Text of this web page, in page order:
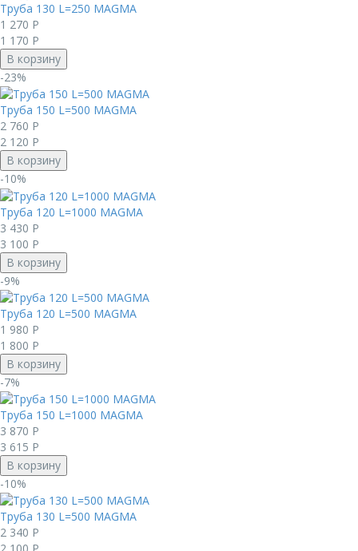
Труба 130 L=250 MAGMА
1 270 Р
1 170 Р
В корзину
-23%
Труба 150 L=500 MAGMА
2 760 Р
2 120 Р
В корзину
-10%
Труба 120 L=1000 MAGMА
3 430 Р
3 100 Р
В корзину
-9%
Труба 120 L=500 MAGMА
1 980 Р
1 800 Р
В корзину
-7%
Труба 150 L=1000 MAGMА
3 870 Р
3 615 Р
В корзину
-10%
Труба 130 L=500 MAGMА
2 340 Р